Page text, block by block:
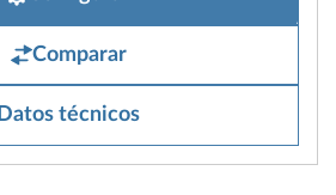
Comparar
Datos técnicos